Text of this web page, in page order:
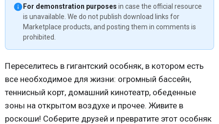
For demonstration purposes in case the official resource
is unavailable. We do not publish download links for
Marketplace products, and posting them in comments is
prohibited.
Переселитесь в гигантский особняк, в котором есть
все необходимое для жизни: огромный бассейн,
теннисный корт, домашний кинотеатр, обеденные
зоны на открытом воздухе и прочее. Живите в
роскоши! Соберите друзей и превратите этот особняк